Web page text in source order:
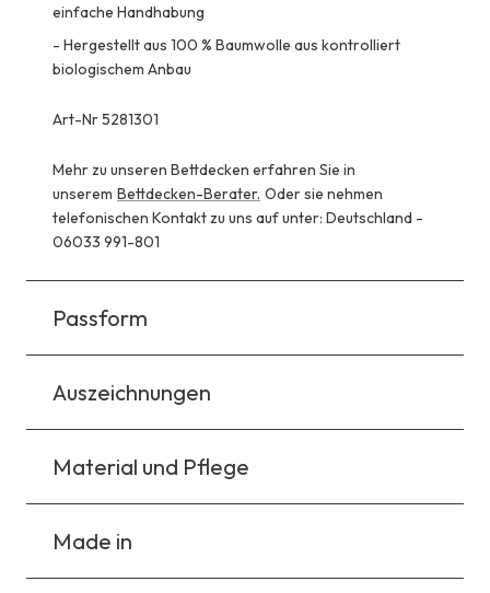
einfache Handhabung
- Hergestellt aus 100 % Baumwolle aus kontrolliert
biologischem Anbau
Art-Nr 5281301
Mehr zu unseren Bettdecken erfahren Sie in
unserem Bettdecken-Berater. Oder sie nehmen
telefonischen Kontakt zu uns auf unter: Deutschland -
06033 991-801
Passform
Auszeichnungen
Material und Pflege
Made in